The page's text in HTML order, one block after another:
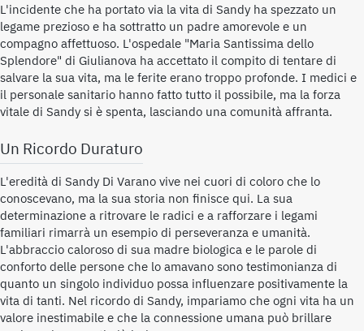
L'incidente che ha portato via la vita di Sandy ha spezzato un
legame prezioso e ha sottratto un padre amorevole e un
compagno affettuoso. L'ospedale "Maria Santissima dello
Splendore" di Giulianova ha accettato il compito di tentare di
salvare la sua vita, ma le ferite erano troppo profonde. I medici e
il personale sanitario hanno fatto tutto il possibile, ma la forza
vitale di Sandy si è spenta, lasciando una comunità affranta.
Un Ricordo Duraturo
L'eredità di Sandy Di Varano vive nei cuori di coloro che lo
conoscevano, ma la sua storia non finisce qui. La sua
determinazione a ritrovare le radici e a rafforzare i legami
familiari rimarrà un esempio di perseveranza e umanità.
L'abbraccio caloroso di sua madre biologica e le parole di
conforto delle persone che lo amavano sono testimonianza di
quanto un singolo individuo possa influenzare positivamente la
vita di tanti. Nel ricordo di Sandy, impariamo che ogni vita ha un
valore inestimabile e che la connessione umana può brillare